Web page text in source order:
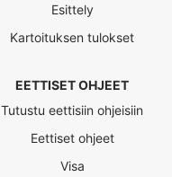
Esittely
Kartoituksen tulokset
EETTISET OHJEET
Tutustu eettisiin ohjeisiin
Eettiset ohjeet
Visa